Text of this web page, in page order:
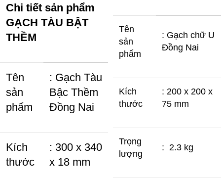
Chi tiết sản phẩm
GẠCH TÀU BẬT
THỀM
Tên
sản
phẩm
: Gạch Tàu
Bậc Thềm
Đồng Nai
Kích
thước
: 300 x 340
x 18 mm
Tên
sản
phẩm
: Gạch chữ U
Đồng Nai
Kích
thước
: 200 x 200 x
75 mm
Trọng
lượng
: 2.3 kg